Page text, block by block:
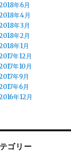
年6月
年4月
年3月
年2月
年1月
年12月
年10月
年9月
年6月
年12月
ゴリー